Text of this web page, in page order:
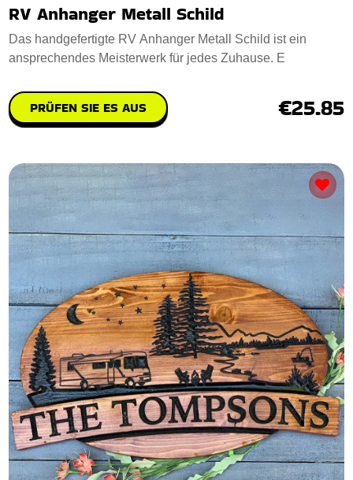
RV Anhanger Metall Schild
Das handgefertigte RV Anhanger Metall Schild ist ein
ansprechendes Meisterwerk für jedes Zuhause. E
PRÜFEN SIE ES AUS €25.85